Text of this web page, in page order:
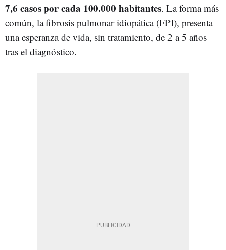
7,6 casos por cada 100.000 habitantes. La forma más
común, la fibrosis pulmonar idiopática (FPI), presenta
una esperanza de vida, sin tratamiento, de 2 a 5 años
tras el diagnóstico.